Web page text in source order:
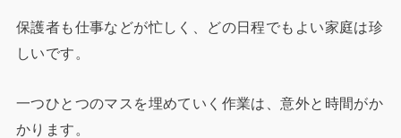
保護者も仕事などが忙しく、どの日程でもよい家庭は珍
しいです。
一つひとつのマスを埋めていく作業は、意外と時間がか
かります。